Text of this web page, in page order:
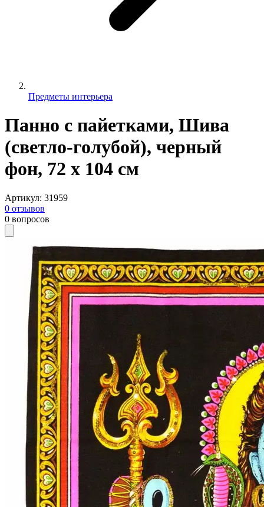
Предметы интерьера
Панно с пайетками, Шива
(светло-голубой), черный
фон, 72 х 104 см
Артикул: 31959
0 отзывов
0 вопросов